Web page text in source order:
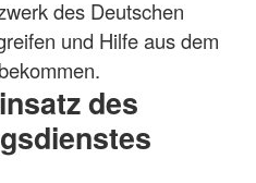
des Deutschen
und Hilfe aus dem
des